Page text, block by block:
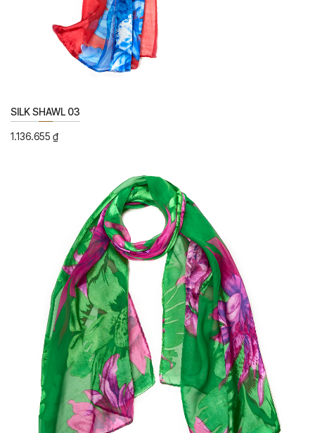
SILK SHAWL 03
1.136.655 ₫